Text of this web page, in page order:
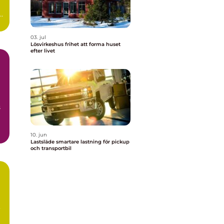
03. jul
Lösvirkeshus frihet att forma huset
efter livet
10. jun
Lastsläde smartare lastning för pickup
och transportbil